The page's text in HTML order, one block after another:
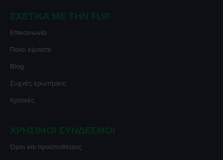
ΣΧΕΤΙΚΆ ΜΕ ΤΗΝ FLIP
Επικοινωνία
Ποιοι είμαστε
Blog
Συχνές ερωτήσεις
Κριτικές
ΧΡΉΣΙΜΟΙ ΣΎΝΔΕΣΜΟΙ
Όροι και προϋποθέσεις